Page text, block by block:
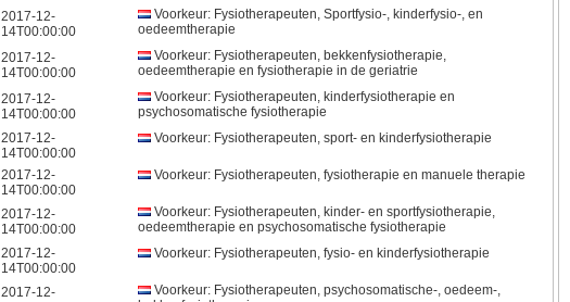
2017-12-
14T00:00:00
Voorkeur: Fysiotherapeuten, Sportfysio-, kinderfysio-, en
oedeemtherapie
2017-12-
14T00:00:00
Voorkeur: Fysiotherapeuten, bekkenfysiotherapie,
oedeemtherapie en fysiotherapie in de geriatrie
2017-12-
14T00:00:00
Voorkeur: Fysiotherapeuten, kinderfysiotherapie en
psychosomatische fysiotherapie
2017-12-
14T00:00:00
Voorkeur: Fysiotherapeuten, sport- en kinderfysiotherapie
2017-12-
14T00:00:00
Voorkeur: Fysiotherapeuten, fysiotherapie en manuele therapie
2017-12-
14T00:00:00
Voorkeur: Fysiotherapeuten, kinder- en sportfysiotherapie,
oedeemtherapie en psychosomatische fysiotherapie
2017-12-
14T00:00:00
Voorkeur: Fysiotherapeuten, fysio- en kinderfysiotherapie
2017-12-
Voorkeur: Fysiotherapeuten, psychosomatische-, oedeem-,